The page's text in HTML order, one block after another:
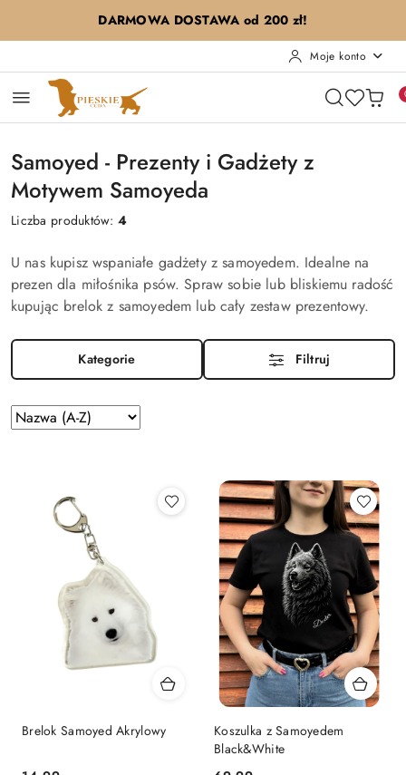
Przejdź do treści głównej
Przejdź do wyszukiwarki
Przejdź do moje konto
Przejdź do menu głównego
Przejdź do stopkiDARMOWA DOSTAWA od 200 zł!
Moje konto
Samoyed - Prezenty i Gadżety z
Motywem Samoyeda
Liczba produktów:4
U nas kupisz wspaniałe gadżety z samoyedem. Idealne na
prezen dla miłośnika psów. Spraw sobie lub bliskiemu radość
kupując brelok z samoyedem lub cały zestaw prezentowy.
Kategorie Filtruj
Zastosowano
sortowanie:
Sortuj
według
Brelok Samoyed Akrylowy
Koszulka z Samoyedem
Black&White